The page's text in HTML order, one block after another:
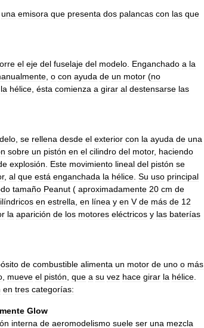
una emisora que presenta dos palancas con las que
el eje del fuselaje del modelo Enganchado a la
o con ayuda de un motor (no
la hélice ésta comienza a girar al destensarse las
se rellena desde el exterior con la ayuda de una
sobre un pistón en el cilindro del motor, haciendo
explosión Este movimiento lineal del pistón se
, al que está enganchada la hélice Su uso principal
tamaño Peanut ( aproximadamente 20 cm de
en estrella en línea y en V de más de 12
la aparición de los motores eléctricos y las baterías
de combustible alimenta un motor de uno o más
mueve el pistón que a su vez hace girar la hélice
en tres categorías:
Glow
interna de aeromodelismo suele ser una mezcla